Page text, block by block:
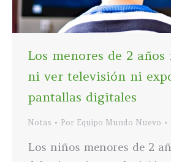
Los menores de 2 años
ni ver televisión ni
pantallas digitales
Notas Por Equipo Mundo Nuevo
Los niños menores de 2